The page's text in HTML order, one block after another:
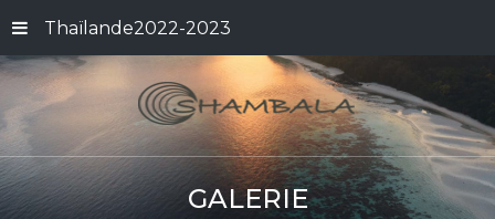
Thaïlande2022-2023
GALERIE